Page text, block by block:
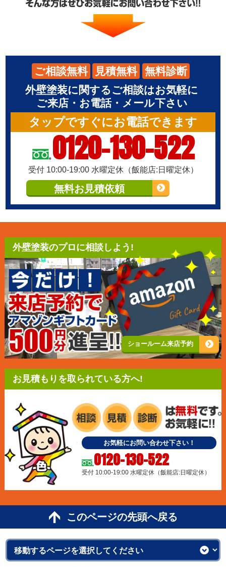
ご相談無料 見積無料
無料診断
外壁塗装に関するご相談はお気軽に
ご来店・お電話・メール下さい
タップですぐにお電話できます
0120-130-522
受付 10:00-19:00 水曜定休（飯能店:日曜定休）
無料お見積依頼
外壁塗装のプロに相談しよう!
ショールーム来店予約
お見積もりを取られている方へ!
お気軽にお問い合わせ下さい！
0120-130-522
受付 10:00-19:00 水曜定休（飯能店:日曜定休）
このページの先頭へ戻る